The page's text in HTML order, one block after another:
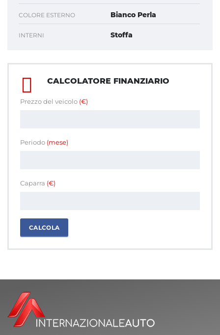
COLORE ESTERNO Bianco Perla
INTERNI Stoffa
CALCOLATORE FINANZIARIO
Prezzo del veicolo (€)
Periodo (mese)
Caparra (€)
CALCOLA